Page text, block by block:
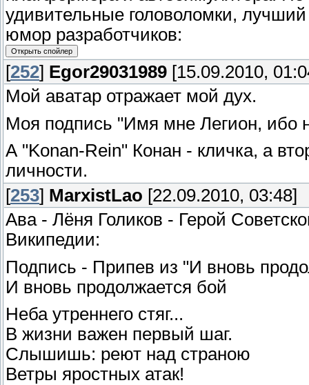
удивительные головоломки,
юмор разработчиков:
[252] Egor29031989 [15.09.2010,
Мой аватар отражает мой дух.
Моя подпись "Имя мне Легион, ибо
А "Konan-Rein" Конан - кличка, а
личности.
[253] MarxistLao [22.09.2010, 03:48]
Ава - Лёня Голиков - Герой
Википедии:
Подпись - Припев из "И вновь
И вновь продолжается бой
Неба утреннего стяг...
В жизни важен первый шаг.
Слышишь: реют над страною
Ветры яростных атак!